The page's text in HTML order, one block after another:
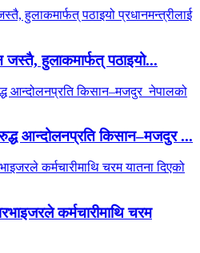
हुलाकमार्फत् पठाइयो...
आन्दोलनप्रति किसान–मजदुर ...
कर्मचारीमाथि चरम